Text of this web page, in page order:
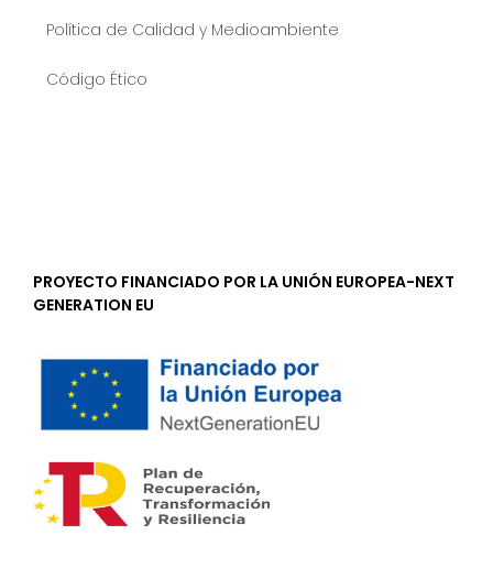
Política de Calidad y Medioambiente
Código Ético
PROYECTO FINANCIADO POR LA UNIÓN EUROPEA-NEXT
GENERATION EU